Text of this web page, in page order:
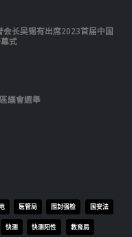
长吴锡有出席2023首届中国
式
議會選舉
医管局 围封强检 国安法
快测 快测阳性 教育局